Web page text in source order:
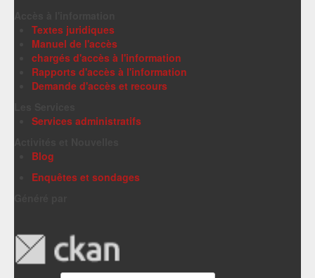
Textes juridiques
Manuel de l'accès
chargés d'accès à l'information
Rapports d'accès à l'information
Demande d'accès et recours
Services administratifs
Blog
Enquêtes et sondages